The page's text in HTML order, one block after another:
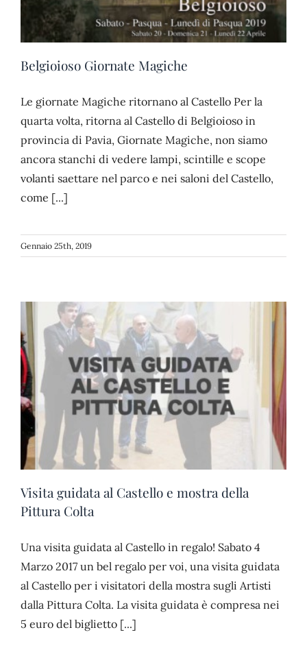
Belgioioso Giornate Magiche
Le giornate Magiche ritornano al Castello Per la
quarta volta, ritorna al Castello di Belgioioso in
provincia di Pavia, Giornate Magiche, non siamo
ancora stanchi di vedere lampi, scintille e scope
volanti saettare nel parco e nei saloni del Castello,
come [...]
Gennaio 25th, 2019
Visita guidata al Castello e mostra della
Pittura Colta
Una visita guidata al Castello in regalo! Sabato 4
Marzo 2017 un bel regalo per voi, una visita guidata
al Castello per i visitatori della mostra sugli Artisti
dalla Pittura Colta. La visita guidata è compresa nei
5 euro del biglietto [...]